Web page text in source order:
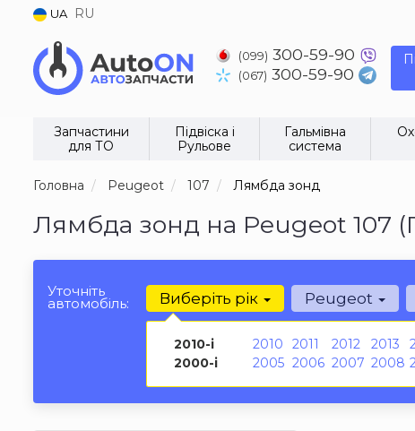
UA RU
(099) 300-59-90
(067) 300-59-90
Запчастини
для ТО
Підвіска і
Рульове
Гальмівна
система
Головна Peugeot 107 Лямбда зонд
Лямбда зонд на Peugeot 107
Уточніть
автомобіль: Виберіть рік
2010-і 2010 2011 2012 2013
2000-і
2005 2006 2007 2008
Peugeot